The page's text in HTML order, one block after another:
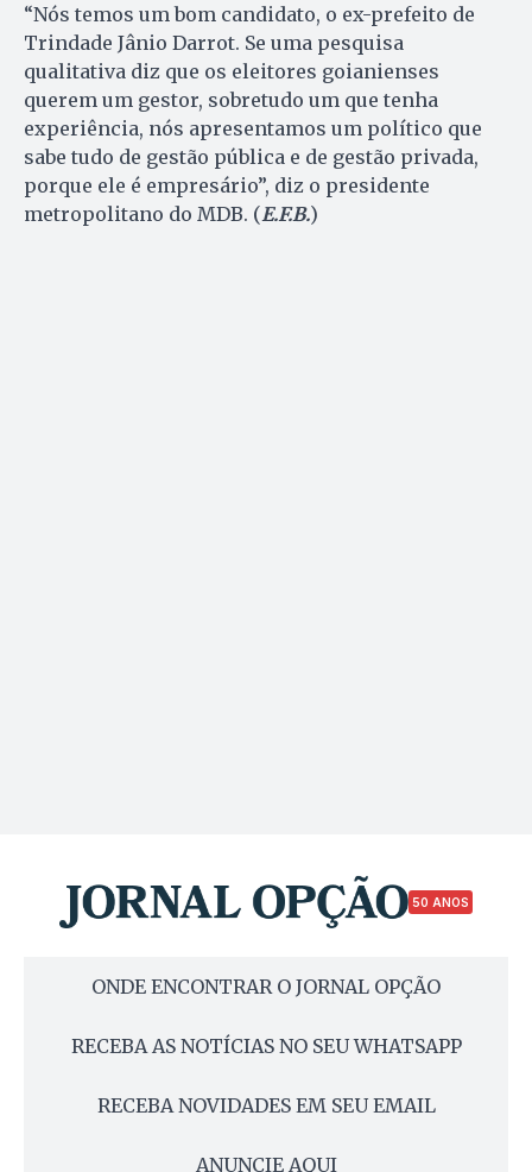
“Nós temos um bom candidato, o ex-prefeito de
Trindade Jânio Darrot. Se uma pesquisa
qualitativa diz que os eleitores goianienses
querem um gestor, sobretudo um que tenha
experiência, nós apresentamos um político que
sabe tudo de gestão pública e de gestão privada,
porque ele é empresário”, diz o presidente
metropolitano do MDB. (E.F.B.)
50 ANOS
ONDE ENCONTRAR O JORNAL OPÇÃO
RECEBA AS NOTÍCIAS NO SEU WHATSAPP
RECEBA NOVIDADES EM SEU EMAIL
ANUNCIE AQUI